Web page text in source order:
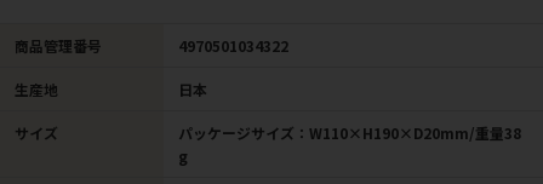
商品管理番号 4970501034322
生産地 日本
サイズ
パッケージサイズ：W110×H190×D20mm/重量38
g